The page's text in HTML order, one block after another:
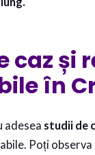
caz și
în
adesea studii de
Poți